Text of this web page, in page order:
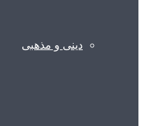
دینی و مذهبی